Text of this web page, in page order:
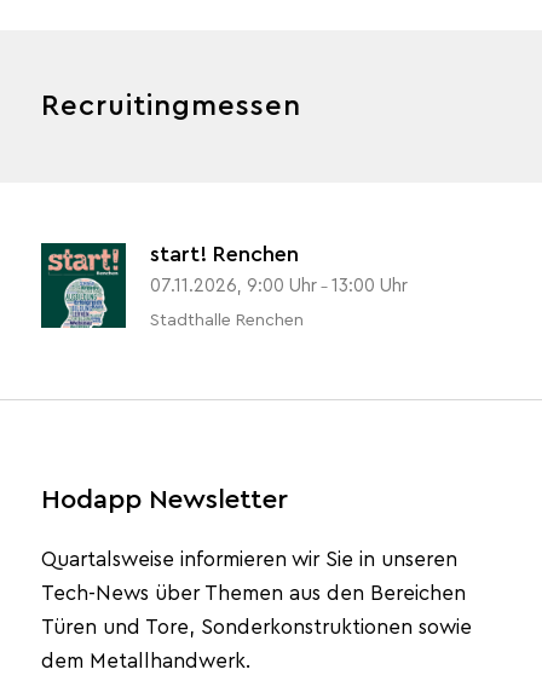
Recruitingmessen
start! Renchen
07.11.2026, 9:00 Uhr- 13:00 Uhr
Stadthalle Renchen
Hodapp Newsletter
Quartalsweise informieren wir Sie in unseren
Tech-News über Themen aus den Bereichen
Türen und Tore, Sonderkonstruktionen sowie
dem Metallhandwerk.